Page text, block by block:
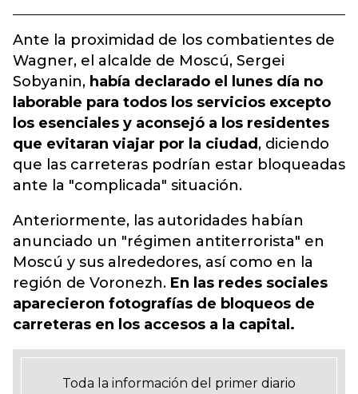
Ante la proximidad de los combatientes de
Wagner, el alcalde de Moscú, Sergei
Sobyanin, había declarado el lunes día no
laborable para todos los servicios excepto
los esenciales y aconsejó a los residentes
que evitaran viajar por la ciudad , diciendo
que las carreteras podrían estar bloqueadas
ante la "complicada" situación.
Anteriormente, las autoridades habían
anunciado un "régimen antiterrorista" en
Moscú y sus alrededores, así como en la
región de Voronezh. En las redes sociales
aparecieron fotografías de bloqueos de
carreteras en los accesos a la capital.
Toda la información del primer diario